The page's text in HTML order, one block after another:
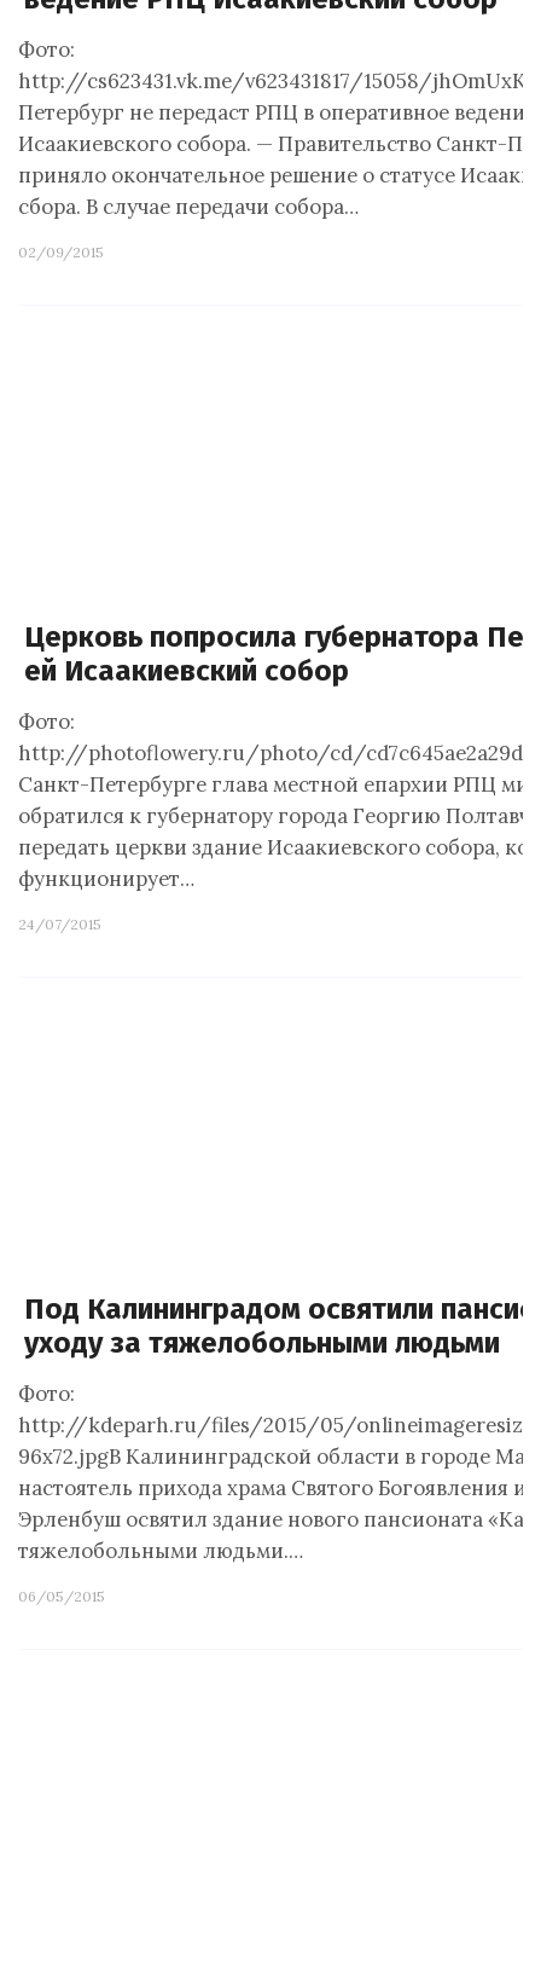
Фото:
http://cs623431.vk.me/v623431817/15058/
Петербург не передаст РПЦ в оперативное ведение
Исаакиевского собора. — Правительство Санкт-
приняло окончательное решение о статусе
сбора. В случае передачи собора…
02/09/2015
Церковь попросила губернатора
ей Исаакиевский собор
Фото:
http://photoflowery.ru/photo/cd/
Санкт-Петербурге глава местной епархии РПЦ
обратился к губернатору города Георгию
передать церкви здание Исаакиевского собора,
функционирует…
24/07/2015
Под Калининградом освятили
уходу за тяжелобольными людьми
Фото:
http://kdeparh.ru/files/2015/05/
96x72.jpgВ Калининградской области в городе
настоятель прихода храма Святого Богоявления
Эрленбуш освятил здание нового пансионата
тяжелобольными людьми.…
06/05/2015